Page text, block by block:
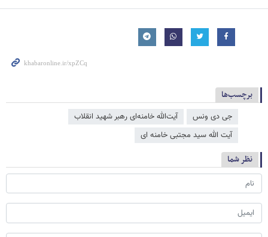
برچسب‌ها
جی دی ونس
آیت‌الله خامنه‌ای رهبر شهید انقلاب
آیت الله سید مجتبی خامنه ای
نظر شما